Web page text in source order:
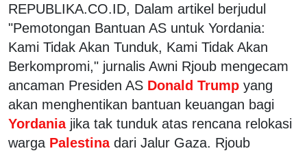
REPUBLIKA.CO.ID, Dalam artikel berjudul
"Pemotongan Bantuan AS untuk Yordania:
Kami Tidak Akan Tunduk, Kami Tidak Akan
Berkompromi," jurnalis Awni Rjoub mengecam
ancaman Presiden AS Donald Trump yang
akan menghentikan bantuan keuangan bagi
Yordania jika tak tunduk atas rencana relokasi
warga Palestina dari Jalur Gaza. Rjoub